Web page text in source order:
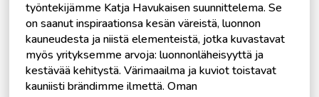
työntekijämme Katja Havukaisen suunnittelema. Se
on saanut inspiraationsa kesän väreistä, luonnon
kauneudesta ja niistä elementeistä, jotka kuvastavat
myös yrityksemme arvoja: luonnonläheisyyttä ja
kestävää kehitystä. Värimaailma ja kuviot toistavat
kauniisti brändimme ilmettä. Oman